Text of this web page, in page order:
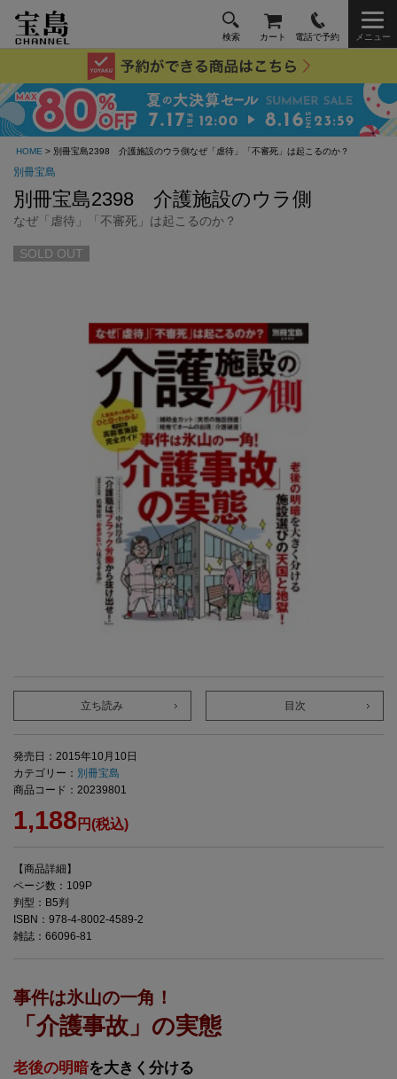
検索 カート 電話で予約 メニュー
HOME > 別冊宝島2398 介護施設のウラ側なぜ「虐待」「不審死」は起こるのか？
別冊宝島
別冊宝島2398 介護施設のウラ側
なぜ「虐待」「不審死」は起こるのか？
SOLD OUT
立ち読み 目次
発売日：2015年10月10日
カテゴリー： 別冊宝島
商品コード：20239801
1,188円(税込)
【商品詳細】
ページ数：109P
判型：B5判
ISBN：978-4-8002-4589-2
雑誌：66096-81
事件は氷山の一角！
「介護事故」の実態
老後の明暗を大きく分ける